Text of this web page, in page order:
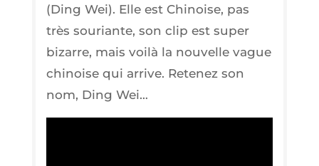
(Ding Wei). Elle est Chi­noise, pas
très sou­riante, son clip est super
bizarre, mais voi­là la nou­velle vague
chi­noise qui arrive. Rete­nez son
nom, Ding Wei…